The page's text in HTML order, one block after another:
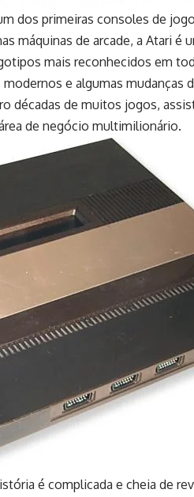
dos primeiras consoles de
máquinas de arcade, a Atari é
mais reconhecidos em
e algumas mudanças
décadas de muitos jogos,
de negócio multimilionário.
é complicada e cheia de